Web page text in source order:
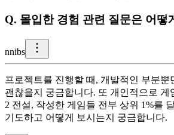
Q. 몰입한 경험 관련 질문은 어떻
nnibs
프로젝트를 진행할 때, 개발적인 부분
괜찮을지 궁금합니다. 또 개인적으로
2 전설, 작성한 게임들 전부 상위 1%를
기도하고 어떻게 보시는지 궁금합니다.